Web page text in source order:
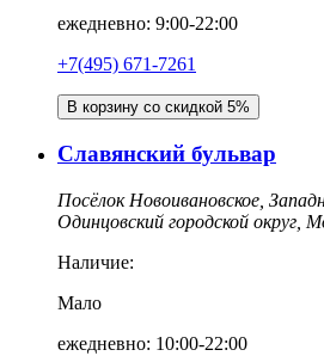
ежедневно: 9:00-22:00
+7(495) 671-7261
В корзину со скидкой 5%
Славянский бульвар
Посёлок Новоивановское,
Одинцовский городской округ,
Наличие:
Мало
ежедневно: 10:00-22:00